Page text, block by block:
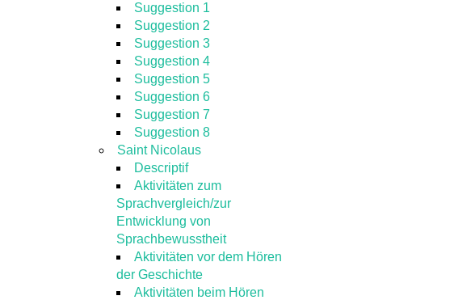
Suggestion 1
Suggestion 2
Suggestion 3
Suggestion 4
Suggestion 5
Suggestion 6
Suggestion 7
Suggestion 8
Saint Nicolaus
Descriptif
Aktivitäten zum
Sprachvergleich/zur
Entwicklung von
Sprachbewusstheit
Aktivitäten vor dem Hören
der Geschichte
Aktivitäten beim Hören